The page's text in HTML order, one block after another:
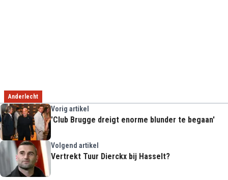
Anderlecht
Vorig artikel
'Club Brugge dreigt enorme blunder te begaan'
Volgend artikel
Vertrekt Tuur Dierckx bij Hasselt?